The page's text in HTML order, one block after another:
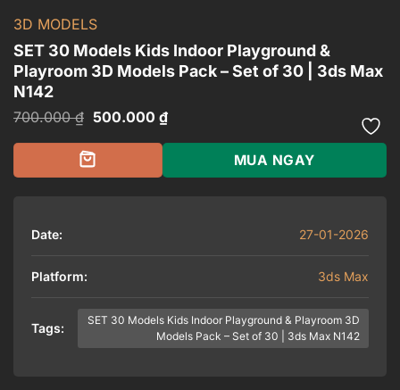
3D MODELS
SET 30 Models Kids Indoor Playground &
Playroom 3D Models Pack – Set of 30 | 3ds Max
N142
700.000₫ Giá
là:
700.000 ₫.
500.000 ₫Giá
hiện
tại
MUA NGAY
Date: 27-01-2026
Platform: 3ds Max
Tags:
SET 30 Models Kids Indoor Playground & Playroom 3D
Models Pack – Set of 30 | 3ds Max N142